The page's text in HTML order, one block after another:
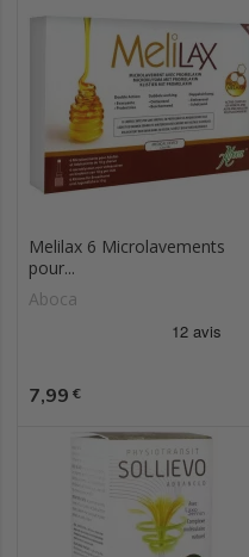
Melilax 6 Microlavements
pour...
Aboca
Prix
7,99 €